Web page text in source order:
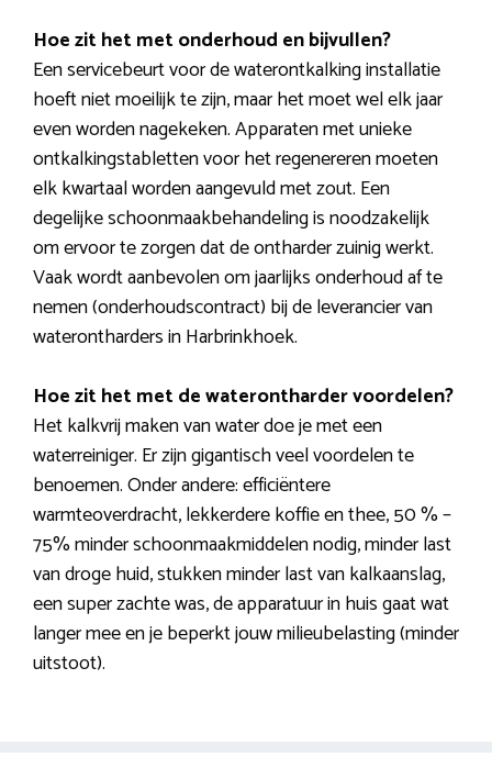
Hoe zit het met onderhoud en bijvullen?
Een servicebeurt voor de waterontkalking installatie
hoeft niet moeilijk te zijn, maar het moet wel elk jaar
even worden nagekeken. Apparaten met unieke
ontkalkingstabletten voor het regenereren moeten
elk kwartaal worden aangevuld met zout. Een
degelijke schoonmaakbehandeling is noodzakelijk
om ervoor te zorgen dat de ontharder zuinig werkt.
Vaak wordt aanbevolen om jaarlijks onderhoud af te
nemen (onderhoudscontract) bij de leverancier van
waterontharders in Harbrinkhoek.
Hoe zit het met de waterontharder voordelen?
Het kalkvrij maken van water doe je met een
waterreiniger. Er zijn gigantisch veel voordelen te
benoemen. Onder andere: efficiëntere
warmteoverdracht, lekkerdere koffie en thee, 50 % –
75% minder schoonmaakmiddelen nodig, minder last
van droge huid, stukken minder last van kalkaanslag,
een super zachte was, de apparatuur in huis gaat wat
langer mee en je beperkt jouw milieubelasting (minder
uitstoot).